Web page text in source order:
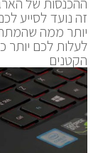
זה נועד לסייע
יותר ממה
לעלות לכם
הקטנים